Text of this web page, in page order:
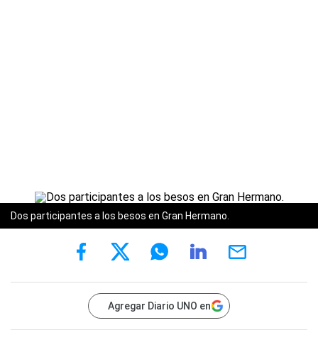
Dos participantes a los besos en Gran Hermano.
Agregar Diario UNO en